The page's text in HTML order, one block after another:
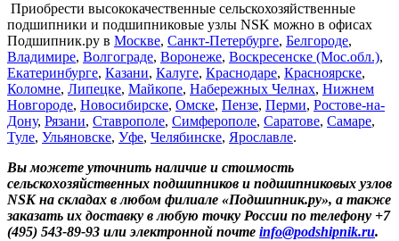
Приобрести высококачественные сельскохозяйственные
подшипники и подшипниковые узлы NSK можно в офисах
Подшипник.ру в Москве, Санкт-Петербургe, Белгороде,
Владимире, Волгограде, Воронеже, Воскресенске (Мос.обл.),
Екатеринбурге, Казани, Калуге, Краснодаре, Красноярске,
Коломне, Липецке, Майкопе, Набережных Челнах, Нижнем
Новгороде, Новосибирске, Омске, Пензе, Перми, Ростове-на-
Дону, Рязани, Ставрополе, Симферополе, Саратове, Самаре,
Туле, Ульяновске, Уфе, Челябинске, Ярославле.
Вы можете уточнить наличие и стоимость
сельскохозяйственных подшипников и подшипниковых узлов
NSK на складах в любом филиале «Подшипник.ру», а также
заказать их доставку в любую точку России по телефону +7
(495) 543-89-93 или электронной почте info@podshipnik.ru.